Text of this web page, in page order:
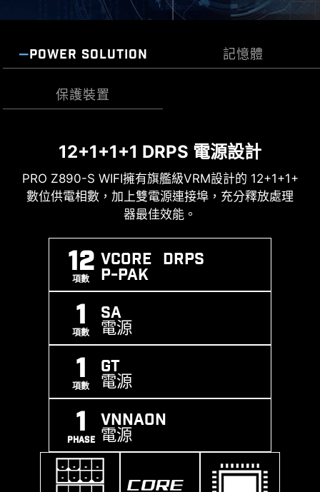
防刮保護
ADDITIONAL ARGB
HEADER
ADDITIONAL FAN
接頭顏色識別
統接頭和ARGB 接頭標記為白色，PCIe 8-pin 接
頭標記為灰色，以利用戶更有效地管理線材。
USB 傳輸速度識別
慧的即時優化。 MSI Center 介面簡潔清楚，讓您輕
鬆訂義並管理電腦設定。例如: AI 引擎能根據您使用
MSI AI Boost提供三階段 NPU 超頻功能，讓使用者
根據自身需求調整 NPU 的性能表現。此功能操作簡
單，讓 NPU 超頻變得便利且易於上手，輕鬆提升
NPU 的運算效能。經 MSI 超頻實驗室測試，AI
Boost 可實現高達 27% 的性能提升，大幅優化 AI
計算相關任務，是提升主機板效能的絕佳利器。
POWER SOLUTION 記憶體
保護裝置
12+1+1+1 DRPS 電源設計
PRO Z890-S WIFI擁有旗艦級VRM設計的 12+1+1+
數位供電相數，加上雙電源連接埠，充分釋放處理
器最佳效能。
12
項數
Vcore DRPS
P-PAK
1
項數
SA
電源
1
項數
GT
電源
1
PHASE
VNNAON
電源
支援高性能DDR5
最新的 DDR5 記憶體支援，為 DDR 性能邁進一大步
! PRO X870-P WIFI 結合獨家 SMT焊接工藝和 MSI
Memory Boost 技術，為您激發世界級的記憶體性
能。
XMP
SUPPORT
MEMORY
BOOST
PROCESS
MEMORY EXTENSION MODE
瞬態電壓抑制器 (TVS) )
瞬態電壓抑制器 (TVS) 是用於防止電壓過高的安全
裝置。微星所有主機板均配置 TVS。當電壓異常升
高時，TVS從高阻狀態切換到低阻狀態，將過高的
壞。 .